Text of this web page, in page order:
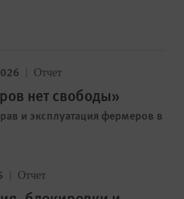
Отчет
нет свободы»
и эксплуатация фермеров в
Отчет